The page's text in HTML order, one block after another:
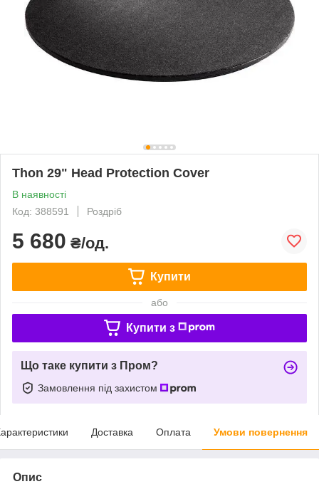
Thon 29" Head Protection Cover
В наявності
Код: 388591
Роздріб
5 680 ₴/од.
Купити
або
Купити з
Що таке купити з Пром?
Замовлення під захистом
Доставка Оплата Умови повернення
Опис